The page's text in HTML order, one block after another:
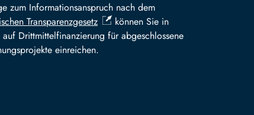
zum Informationsanspruch nach dem
Transparenzgesetz
können Sie in
auf Drittmittelfinanzierung für abgeschlossene
einreichen.